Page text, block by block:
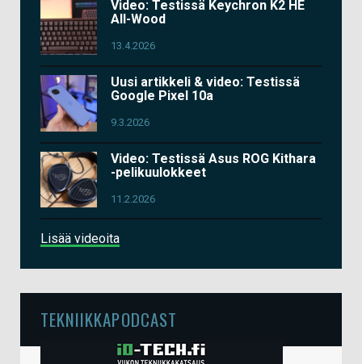
Video: Testissä Keychron K2 HE
All-Wood
13.4.2026
Uusi artikkeli & video: Testissä
Google Pixel 10a
9.3.2026
Video: Testissä Asus ROG Kithara
-pelikuulokkeet
11.2.2026
Lisää videoita
TEKNIIKKAPODCAST